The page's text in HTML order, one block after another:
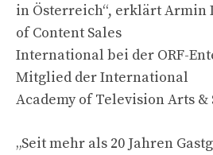
in Österreich“, erklärt Armin
of Content Sales
International bei der ORF-
Mitglied der International
Academy of Television Arts &
„Seit mehr als 20 Jahren